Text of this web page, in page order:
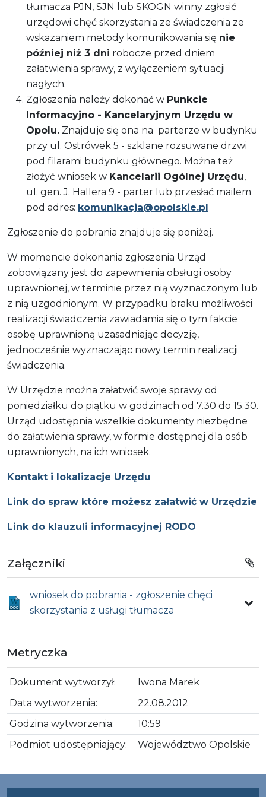
tłumacza PJN, SJN lub SKOGN winny zgłosić
urzędowi chęć skorzystania ze świadczenia ze
wskazaniem metody komunikowania się nie
później niż 3 dni robocze przed dniem
załatwienia sprawy, z wyłączeniem sytuacji
nagłych.
Zgłoszenia należy dokonać w Punkcie
Informacyjno - Kancelaryjnym Urzędu w
Opolu. Znajduje się ona na parterze w budynku
przy ul. Ostrówek 5 - szklane rozsuwane drzwi
pod filarami budynku głównego. Można też
złożyć wniosek w Kancelarii Ogólnej Urzędu,
ul. gen. J. Hallera 9 - parter lub przesłać mailem
pod adres: komunikacja@opolskie.pl
Zgłoszenie do pobrania znajduje się poniżej.
W momencie dokonania zgłoszenia Urząd
zobowiązany jest do zapewnienia obsługi osoby
uprawnionej, w terminie przez nią wyznaczonym lub
z nią uzgodnionym. W przypadku braku możliwości
realizacji świadczenia zawiadamia się o tym fakcie
osobę uprawnioną uzasadniając decyzję,
jednocześnie wyznaczając nowy termin realizacji
świadczenia.
W Urzędzie można załatwić swoje sprawy od
poniedziałku do piątku w godzinach od 7.30 do 15.30.
Urząd udostępnia wszelkie dokumenty niezbędne
do załatwienia sprawy, w formie dostępnej dla osób
uprawnionych, na ich wniosek.
Kontakt i lokalizacje Urzędu
Link do spraw które możesz załatwić w Urzędzie
Link do klauzuli informacyjnej RODO
Załączniki
wniosek do pobrania - zgłoszenie chęci
skorzystania z usługi tłumacza
Metryczka
Dokument wytworzył:
Iwona Marek
Data wytworzenia:
22.08.2012
Godzina wytworzenia:
10:59
Podmiot udostępniający:
Województwo Opolskie